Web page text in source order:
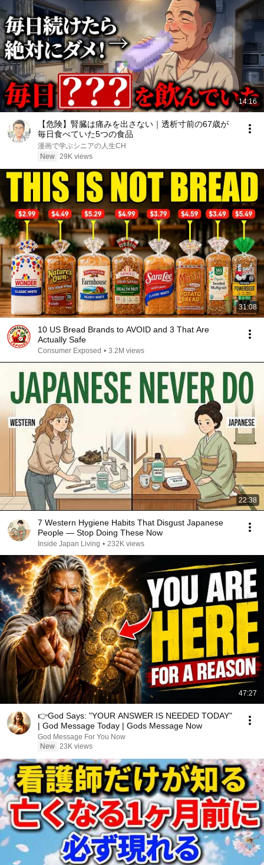
14:16
【危険】腎臓は痛みを出さない｜透析寸前の67歳が
毎日食べていた5つの食品
漫画で学ぶシニアの人生CH
New 29K views
31:08
10 US Bread Brands to AVOID and 3 That Are
Actually Safe
Consumer Exposed • 3.2M views
22:38
7 Western Hygiene Habits That Disgust Japanese
People — Stop Doing These Now
Inside Japan Living • 232K views
47:27
👉God Says: "YOUR ANSWER IS NEEDED TODAY"
| God Message Today | Gods Message Now
God Message For You Now
New 23K views